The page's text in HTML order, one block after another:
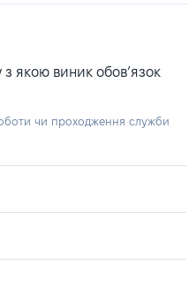
якою виник обов’язок
чи проходження служби